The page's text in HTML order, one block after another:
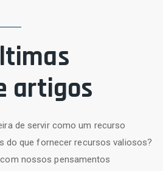
artigos
de servir como um recurso
do que fornecer recursos valiosos?
nossos pensamentos